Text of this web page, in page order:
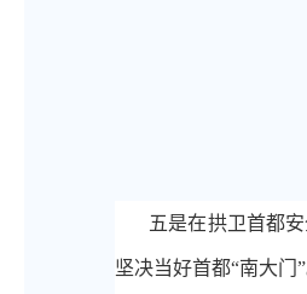
五是在拱卫首都
坚决当好首都“南大门